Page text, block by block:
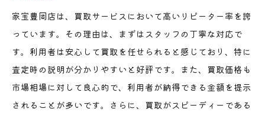
家宝豊岡店は、買取サービスにおいて高いリピーター率を誇
っています。その理由は、まずはスタッフの丁寧な対応で
す。利用者は安心して買取を任せられると感じており、特に
査定時の説明が分かりやすいと好評です。また、買取価格も
市場相場に対して良心的で、利用者が納得できる金額を提示
されることが多いです。さらに、買取がスピーディーである